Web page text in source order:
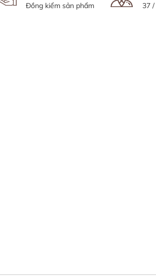
Đồng kiểm sản phẩm
37/